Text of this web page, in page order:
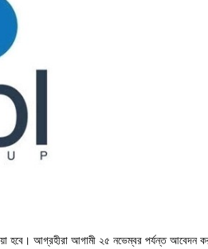
হবে। আগ্রহীরা আগামী ২৫ নভেম্বর পর্যন্ত আবেদন